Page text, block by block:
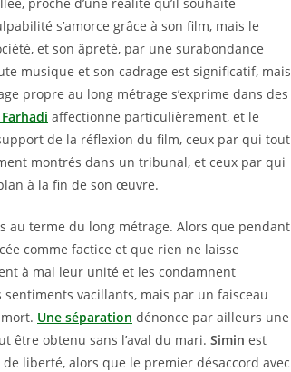
s’amorce grâce à son film, mais le
et son âpreté, par une surabondance
musique et son cadrage est significatif, mais
propre au long métrage s’exprime dans des
affectionne particulièrement, et le
de la réflexion du film, ceux par qui tout
montrés dans un tribunal, et ceux par qui
à la fin de son œuvre.
au terme du long métrage. Alors que pendant
comme factice et que rien ne laisse
à mal leur unité et les condamnent
vacillants, mais par un faisceau
Une séparation dénonce par ailleurs une
être obtenu sans l’aval du mari. Simin est
liberté, alors que le premier désaccord avec